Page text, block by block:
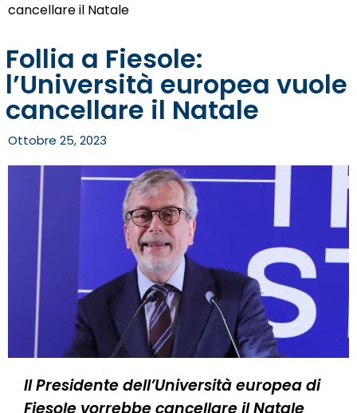
cancellare il Natale
Follia a Fiesole:
l’Università europea vuole
cancellare il Natale
Ottobre 25, 2023
Il Presidente dell’Università europea di
Fiesole vorrebbe cancellare il Natale